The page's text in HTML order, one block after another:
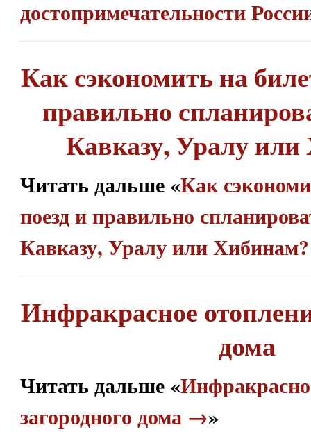
достопримечательности
Как сэкономить на
правильно
Кавказу, Уралу
Читать дальше «Как
поезд и правильно
Кавказу, Уралу или
Инфракрасное
дома
Читать дальше «
загородного дома →»